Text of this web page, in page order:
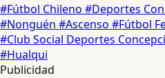
#Fútbol Chileno #Deportes
#Nonguén #Ascenso #Fútbol
#Club Social Deportes
#Hualqui
Publicidad